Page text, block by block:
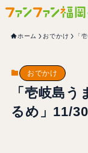
ホーム おでかけ 「
おでかけ
「壱岐島
るめ」11/